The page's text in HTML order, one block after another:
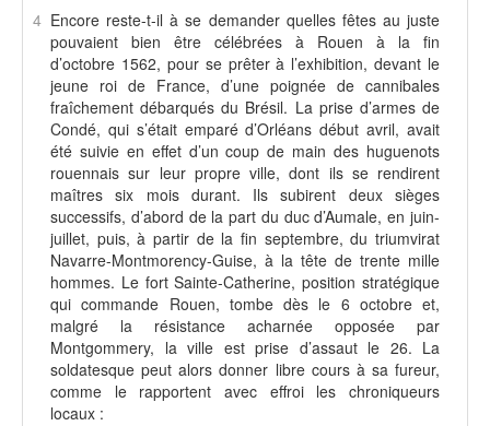
4 Encore reste-t-il à se demander quelles fêtes au juste
pouvaient bien être célébrées à Rouen à la fin
d’octobre 1562, pour se prêter à l’exhibition, devant le
jeune roi de France, d’une poignée de cannibales
fraîchement débarqués du Brésil. La prise d’armes de
Condé, qui s’était emparé d’Orléans début avril, avait
été suivie en effet d’un coup de main des huguenots
rouennais sur leur propre ville, dont ils se rendirent
maîtres six mois durant. Ils subirent deux sièges
successifs, d’abord de la part du duc d’Aumale, en juin-
juillet, puis, à partir de la fin septembre, du triumvirat
Navarre-Montmorency-Guise, à la tête de trente mille
hommes. Le fort Sainte-Catherine, position stratégique
qui commande Rouen, tombe dès le 6 octobre et,
malgré la résistance acharnée opposée par
Montgommery, la ville est prise d’assaut le 26. La
soldatesque peut alors donner libre cours à sa fureur,
comme le rapportent avec effroi les chroniqueurs
locaux :